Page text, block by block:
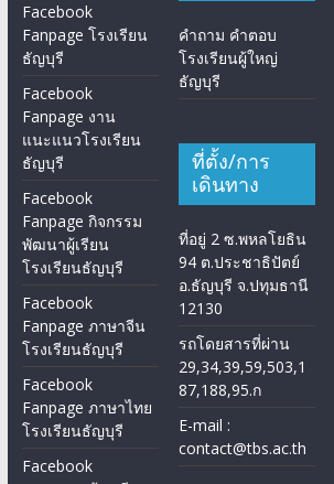
Facebook
Fanpage โรงเรียน
ธัญบุรี
Facebook
Fanpage งาน
แนะแนวโรงเรียน
ธัญบุรี
Facebook
Fanpage กิจกรรม
พัฒนาผู้เรียน
โรงเรียนธัญบุรี
Facebook
Fanpage ภาษาจีน
โรงเรียนธัญบุรี
Facebook
Fanpage ภาษาไทย
โรงเรียนธัญบุรี
Facebook
คำถาม คำตอบ
โรงเรียนผู้ใหญ่
ธัญบุรี
ที่ตั้ง/การ
เดินทาง
ที่อยู่ 2 ซ.พหลโยธิน
94 ต.ประชาธิปัตย์
อ.ธัญบุรี จ.ปทุมธานี
12130
รถโดยสารที่ผ่าน
29,34,39,59,503,1
87,188,95.ก
E-mail :
contact@tbs.ac.th